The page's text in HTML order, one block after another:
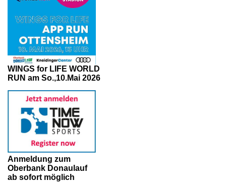
WINGS for LIFE WORLD
RUN am So.,10.Mai 2026
Anmeldung zum
Oberbank Donaulauf
ab sofort möglich